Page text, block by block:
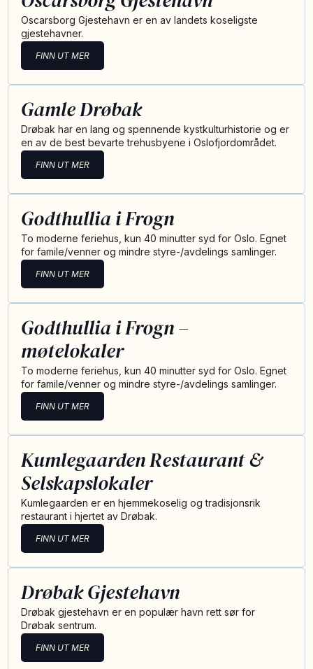
Oscarsborg Gjestehavn er en av landets koseligste
gjestehavner.
FINN UT MER
Gamle Drøbak
Drøbak har en lang og spennende kystkulturhistorie og er
en av de best bevarte trehusbyene i Oslofjordområdet.
FINN UT MER
Godthullia i Frogn
To moderne feriehus, kun 40 minutter syd for Oslo. Egnet
for famile/venner og mindre styre-/avdelings samlinger.
FINN UT MER
Godthullia i Frogn –
møtelokaler
To moderne feriehus, kun 40 minutter syd for Oslo. Egnet
for famile/venner og mindre styre-/avdelings samlinger.
FINN UT MER
Kumlegaarden Restaurant &
Selskapslokaler
Kumlegaarden er en hjemmekoselig og tradisjonsrik
restaurant i hjertet av Drøbak.
FINN UT MER
Drøbak Gjestehavn
Drøbak gjestehavn er en populær havn rett sør for
Drøbak sentrum.
FINN UT MER